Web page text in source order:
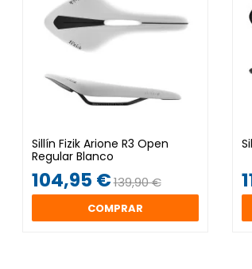
Sillín Fizik Arione R3 Open
Regular Blanco
104,95 €139,90 €
COMPRAR